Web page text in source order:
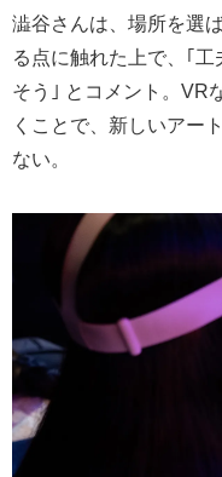
澁谷さんは、場所を選
る点に触れた上で、｢
そう｣ とコメント。VR
くことで、新しいアー
ない。